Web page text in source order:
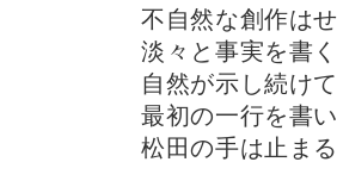
不自然な創作は
淡々と事実を書
自然が示し続け
最初の一行を書
松田の手は止ま